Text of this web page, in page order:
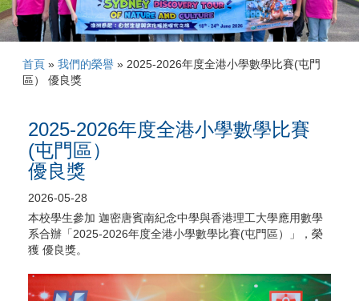
首頁» 我們的榮譽» 2025-2026年度全港小學數學比賽(屯門
區） 優良獎
2025-2026年度全港小學數學比賽
(屯門區）
優良獎
2026-05-28
本校學生參加 迦密唐賓南紀念中學與香港理工大學應用數學
系合辦「2025-2026年度全港小學數學比賽(屯門區）」，榮
獲 優良獎。